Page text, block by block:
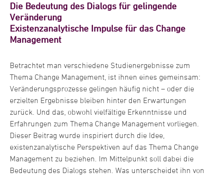
Die Bedeutung des Dialogs für gelingende
Veränderung
Existenzanalytische Impulse für das Change
Management
Betrachtet man verschiedene Studienergebnisse zum
Thema Change Management, ist ihnen eines gemeinsam:
Veränderungsprozesse gelingen häufig nicht – oder die
erzielten Ergebnisse bleiben hinter den Erwartungen
zurück. Und das, obwohl vielfältige Erkenntnisse und
Erfahrungen zum Thema Change Management vorliegen.
Dieser Beitrag wurde inspiriert durch die Idee,
existenzanalytische Perspektiven auf das Thema Change
Management zu beziehen. Im Mittelpunkt soll dabei die
Bedeutung des Dialogs stehen. Was unterscheidet ihn von
Seit 2008
Lehrbeauftragte der Friedrich-Schiller-Universität Jena für
interkulturelle Wirtschaftskommunikation und
Organisationsentwicklung sowie Gastdozentin an weiteren
2001 bis 2008
Führungskraft für Personal- und Organisationsentwicklung
bei der Airbus Gruppe in Deutschland und Spanien. In
diesem Zusammenhang u.a. Verantwortung der
internationalen Führungskräfteentwicklung in Hamburg
sowie des Change Managements der A400M Produktion in
Sevilla